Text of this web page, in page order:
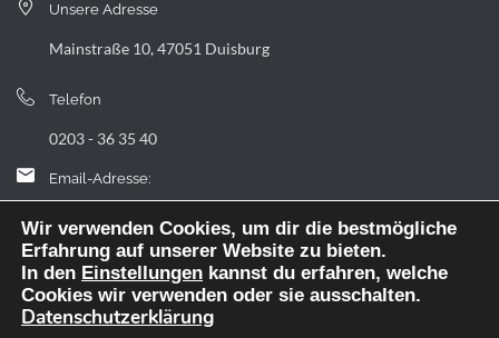
Unsere Adresse
Mainstraße 10, 47051 Duisburg
Telefon
0203 - 36 35 40
Email-Adresse:
landfermann.gymnasium[at]stadt-duisburg.de
Wir verwenden Cookies, um dir die bestmögliche
Erfahrung auf unserer Website zu bieten.
In den Einstellungen kannst du erfahren, welche
Cookies wir verwenden oder sie ausschalten.
Datenschutzerklärung